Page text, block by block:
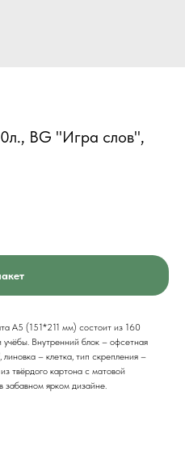
BG "Игра слов",
А5 (151*211 мм) состоит из 160
учёбы. Внутренний блок – офсетная
– клетка, тип скрепления –
твёрдого картона с матовой
забавном ярком дизайне.